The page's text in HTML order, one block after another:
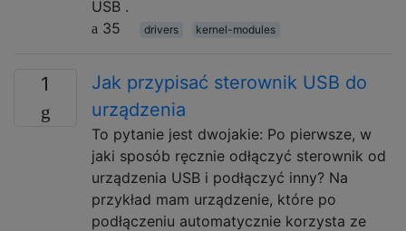
USB .
35
drivers kernel-modules
1
Jak przypisać sterownik USB do
urządzenia
To pytanie jest dwojakie: Po pierwsze, w
jaki sposób ręcznie odłączyć sterownik od
urządzenia USB i podłączyć inny? Na
przykład mam urządzenie, które po
podłączeniu automatycznie korzysta ze